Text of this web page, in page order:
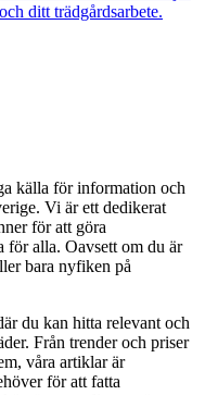
ditt trädgårdsarbete.
källa för information och
Vi är ett dedikerat
för att göra
för alla. Oavsett om du är
bara nyfiken på
du kan hitta relevant och
Från trender och priser
våra artiklar är
för att fatta